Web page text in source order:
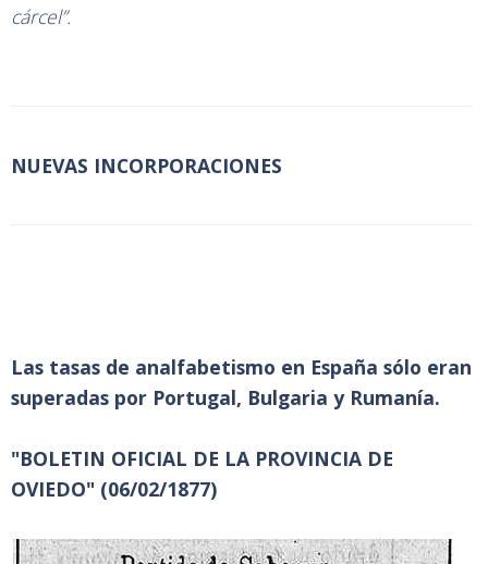
cárcel”.
NUEVAS INCORPORACIONES
Las tasas de analfabetismo en España sólo eran
superadas por Portugal, Bulgaria y Rumanía.
"BOLETIN OFICIAL DE LA PROVINCIA DE
OVIEDO" (06/02/1877)